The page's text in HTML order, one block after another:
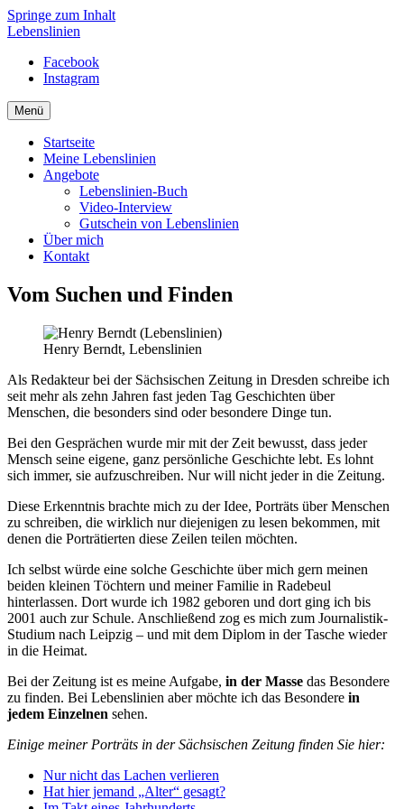
Springe zum Inhalt
Lebenslinien
Facebook
Instagram
Menü
Startseite
Meine Lebenslinien
Angebote
Lebenslinien-Buch
Video-Interview
Gutschein von Lebenslinien
Über mich
Kontakt
Vom Suchen und Finden
Henry Berndt, Lebenslinien
Als Redakteur bei der Sächsischen Zeitung in Dresden schreibe ich
seit mehr als zehn Jahren fast jeden Tag Geschichten über
Menschen, die besonders sind oder besondere Dinge tun.
Bei den Gesprächen wurde mir mit der Zeit bewusst, dass jeder
Mensch seine eigene, ganz persönliche Geschichte lebt. Es lohnt
sich immer, sie aufzuschreiben. Nur will nicht jeder in die Zeitung.
Diese Erkenntnis brachte mich zu der Idee, Porträts über Menschen
zu schreiben, die wirklich nur diejenigen zu lesen bekommen, mit
denen die Porträtierten diese Zeilen teilen möchten.
Ich selbst würde eine solche Geschichte über mich gern meinen
beiden kleinen Töchtern und meiner Familie in Radebeul
hinterlassen. Dort wurde ich 1982 geboren und dort ging ich bis
2001 auch zur Schule. Anschließend zog es mich zum Journalistik-
Studium nach Leipzig – und mit dem Diplom in der Tasche wieder
in die Heimat.
Bei der Zeitung ist es meine Aufgabe, in der Masse das Besondere
zu finden. Bei Lebenslinien aber möchte ich das Besondere in
jedem Einzelnen sehen.
Einige meiner Porträts in der Sächsischen Zeitung finden Sie hier:
Nur nicht das Lachen verlieren
Hat hier jemand „Alter“ gesagt?